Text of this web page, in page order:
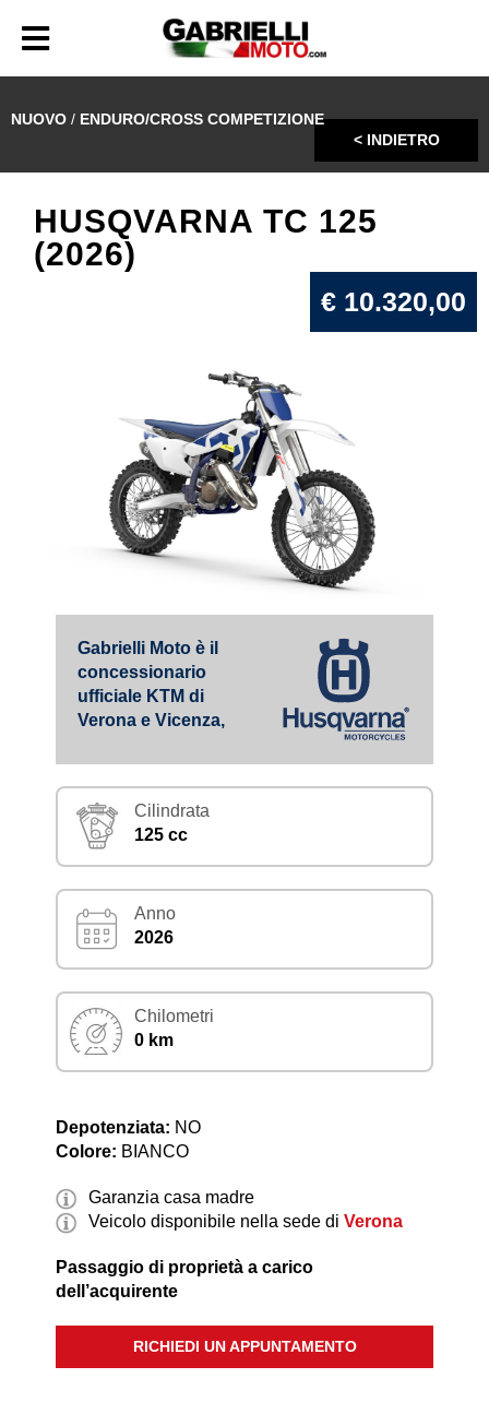
NUOVO / ENDURO/CROSS COMPETIZIONE
< INDIETRO
HUSQVARNA TC 125
(2026)
€ 10.320,00
Gabrielli Moto è il
concessionario
ufficiale KTM di
Verona e Vicenza,
Cilindrata
125 cc
Anno
2026
Chilometri
0 km
Depotenziata: NO
Colore: BIANCO
Garanzia casa madre
Veicolo disponibile nella sede diVerona
Passaggio di proprietà a carico
dell’acquirente
RICHIEDI UN APPUNTAMENTO